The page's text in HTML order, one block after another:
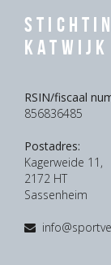
Katwijk
RSIN/fiscaal
856836485
Postadres:
Kagerweide 11,
2172 HT
Sassenheim